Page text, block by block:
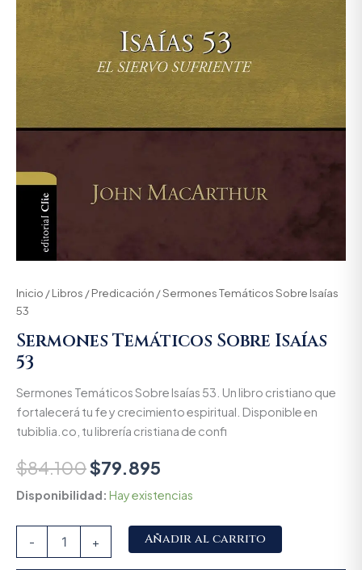
Inicio /Libros /Predicación / Sermones Temáticos Sobre Isaías
53
Sermones Temáticos Sobre Isaías
53
Sermones Temáticos Sobre Isaías 53. Un libro cristiano que
fortalecerá tu fe y crecimiento espiritual. Disponible en
tubiblia.co, tu librería cristiana de confi
$84.100$79.895
Disponibilidad: Hay existencias
- + Añadir al carrito